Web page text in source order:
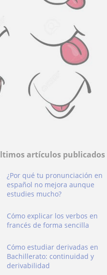
artículos publicados
¿Por qué tu pronunciación en
español no mejora aunque
estudies mucho?
Cómo explicar los verbos en
francés de forma sencilla
Cómo estudiar derivadas en
Bachillerato: continuidad y
derivabilidad